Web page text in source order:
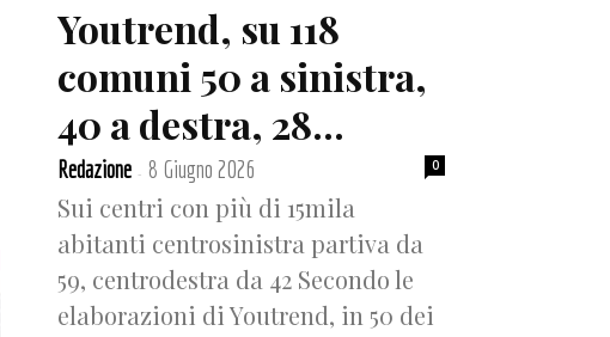
Youtrend, su 118
comuni 50 a sinistra,
40 a destra, 28...
Redazione - 8 Giugno 2026 0
Sui centri con più di 15mila
abitanti centrosinistra partiva da
59, centrodestra da 42 Secondo le
elaborazioni di Youtrend, in 50 dei